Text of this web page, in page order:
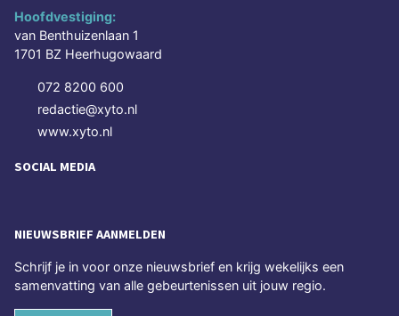
Hoofdvestiging:
van Benthuizenlaan 1
1701 BZ Heerhugowaard
072 8200 600
redactie@xyto.nl
www.xyto.nl
SOCIAL MEDIA
NIEUWSBRIEF AANMELDEN
Schrijf je in voor onze nieuwsbrief en krijg wekelijks een
samenvatting van alle gebeurtenissen uit jouw regio.